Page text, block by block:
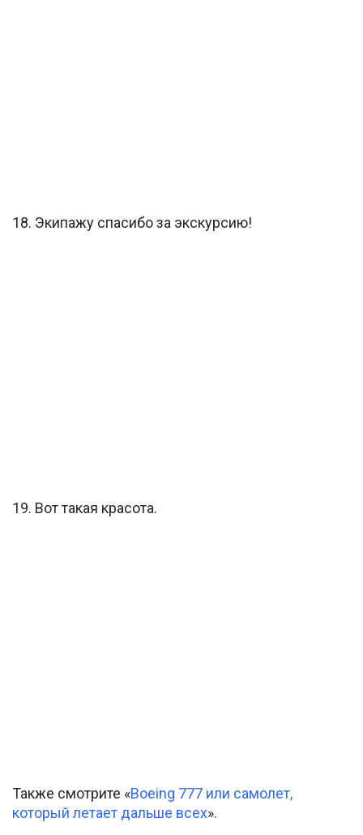
18. Экипажу спасибо за экскурсию!
19. Вот такая красота.
Также смотрите «Boeing 777 или самолет,
который летает дальше всех».